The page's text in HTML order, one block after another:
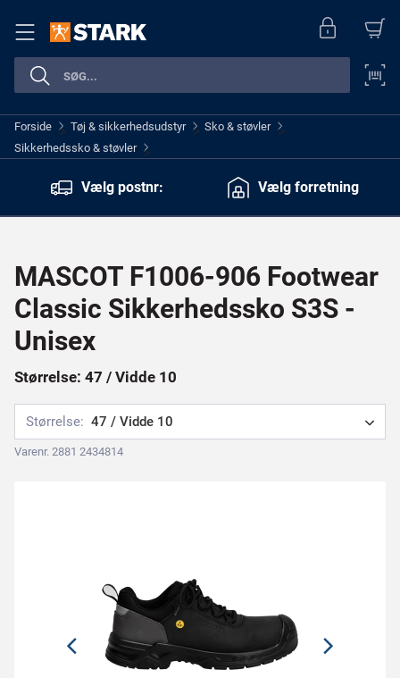
Forside > Tøj & sikkerhedsudstyr > Sko & støvler >
Sikkerhedssko & støvler >
Vælg postnr:
Vælg forretning
MASCOT F1006-906 Footwear
Classic Sikkerhedssko S3S -
Unisex
Størrelse: 47 / Vidde 10
Størrelse: 47 / Vidde 10
Varenr. 2881 2434814